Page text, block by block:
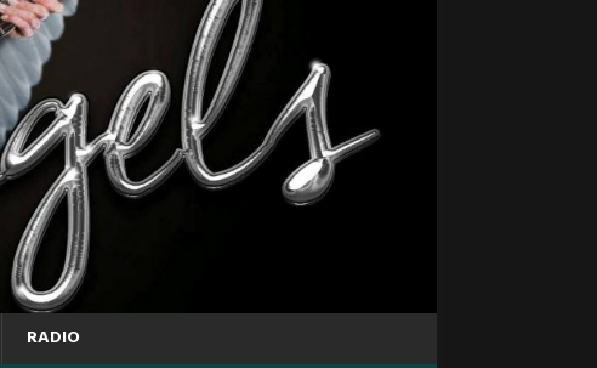
RADIO